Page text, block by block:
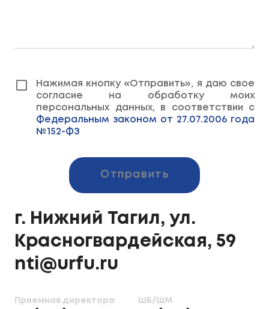
г. Нижний Тагил, ул.
Красногвардейская, 59
nti@urfu.ru
Приемная директора ШБ/ШМ
Нажимая кнопку «Отправить», я даю свое
согласие на обработку моих
персональных данных, в соответствии с
Федеральным законом от 27.07.2006 года
№152-ФЗ
Отправить